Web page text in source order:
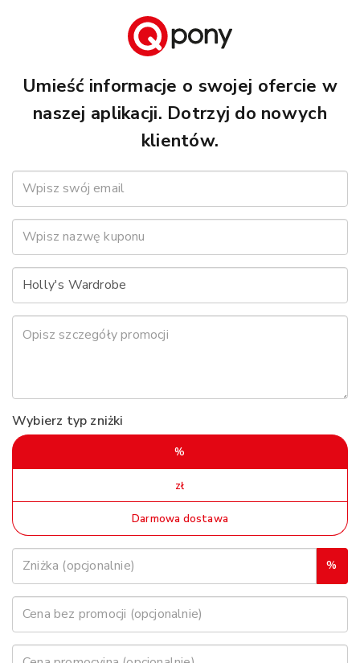
Umieść informacje o swojej ofercie w
naszej aplikacji. Dotrzyj do nowych
klientów.
Wybierz typ zniżki
%
zł
Darmowa dostawa
%